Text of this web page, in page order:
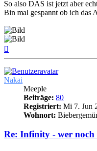
So also DAS ist jetzt aber
Bin mal gespannt ob ich das
Nakai
Meeple
Beiträge: 80
Registriert: Mi 7. Jun
Wohnort:
Re: Infinity - wer noch